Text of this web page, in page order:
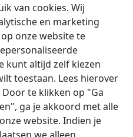
van cookies. Wij
en marketing
onze website te
kunt altijd zelf kiezen
toestaan. Lees hierover
te klikken op "Ga
ga je akkoord met alle
website. Indien je